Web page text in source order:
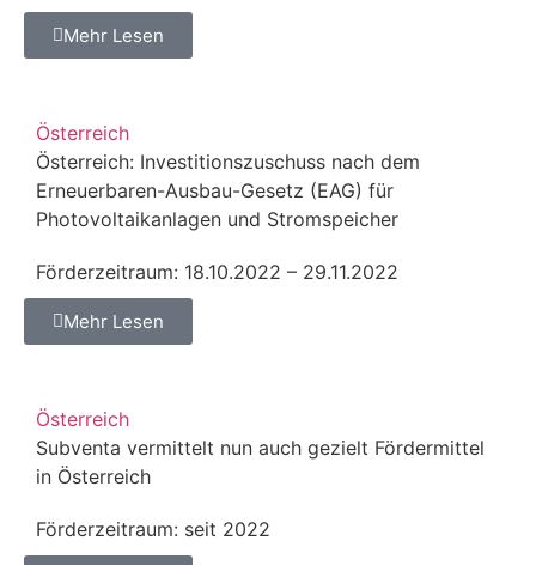
Mehr Lesen
Österreich
Österreich: Investitionszuschuss nach dem
Erneuerbaren-Ausbau-Gesetz (EAG) für
Photovoltaikanlagen und Stromspeicher
Förderzeitraum: 18.10.2022 – 29.11.2022
Mehr Lesen
Österreich
Subventa vermittelt nun auch gezielt Fördermittel
in Österreich
Förderzeitraum: seit 2022